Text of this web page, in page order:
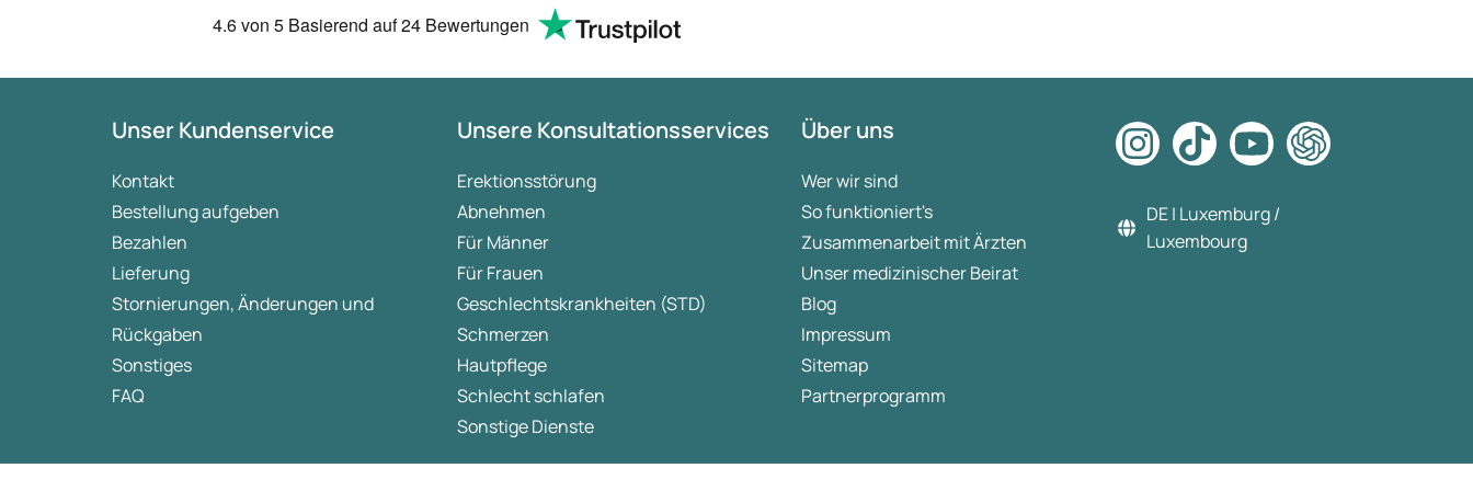
4.6von 5 Basierend auf24 Bewertungen
Unser Kundenservice
Kontakt
Bestellung aufgeben
Bezahlen
Lieferung
Stornierungen, Änderungen und
Rückgaben
Sonstiges
FAQ
Unsere Konsultationsservices
Erektionsstörung
Abnehmen
Für Männer
Für Frauen
Geschlechtskrankheiten (STD)
Schmerzen
Hautpflege
Schlecht schlafen
Sonstige Dienste
Über uns
Wer wir sind
So funktioniert's
Zusammenarbeit mit Ärzten
Unser medizinischer Beirat
Blog
Impressum
Sitemap
Partnerprogramm
DE | Luxemburg /
Luxembourg